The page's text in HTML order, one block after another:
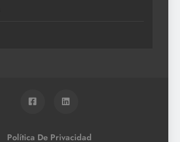
Política De Privacidad